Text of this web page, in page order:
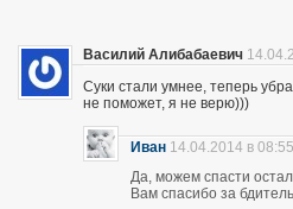
Василий Алибабаевич
Суки стали умнее, теперь
не поможет, я не верю)))
Иван 14.04.2014 в 08:55
Да, можем спасти
Вам спасибо за